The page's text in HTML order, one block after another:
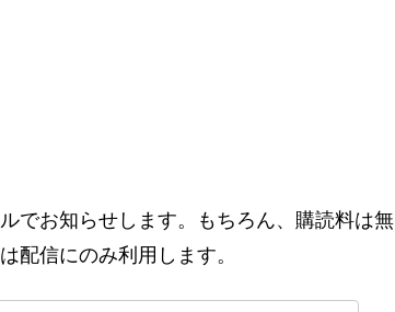
でお知らせします。もちろん、購読料は無
配信にのみ利用します。